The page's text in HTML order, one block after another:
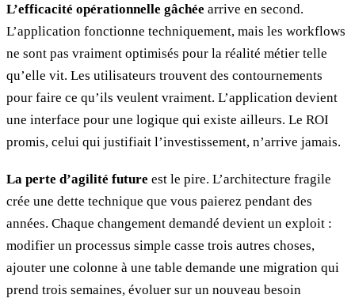
L’efficacité opérationnelle gâchée arrive en second.
L’application fonctionne techniquement, mais les workflows
ne sont pas vraiment optimisés pour la réalité métier telle
qu’elle vit. Les utilisateurs trouvent des contournements
pour faire ce qu’ils veulent vraiment. L’application devient
une interface pour une logique qui existe ailleurs. Le ROI
promis, celui qui justifiait l’investissement, n’arrive jamais.
La perte d’agilité future est le pire. L’architecture fragile
crée une dette technique que vous paierez pendant des
années. Chaque changement demandé devient un exploit :
modifier un processus simple casse trois autres choses,
ajouter une colonne à une table demande une migration qui
prend trois semaines, évoluer sur un nouveau besoin